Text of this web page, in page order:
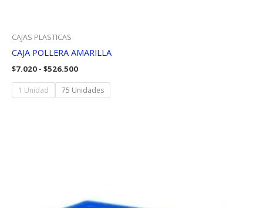
CAJAS PLASTICAS
CAJA POLLERA AMARILLA
$7.020 - $526.500Rango
precios:
desde
1 Unidad 75 Unidades